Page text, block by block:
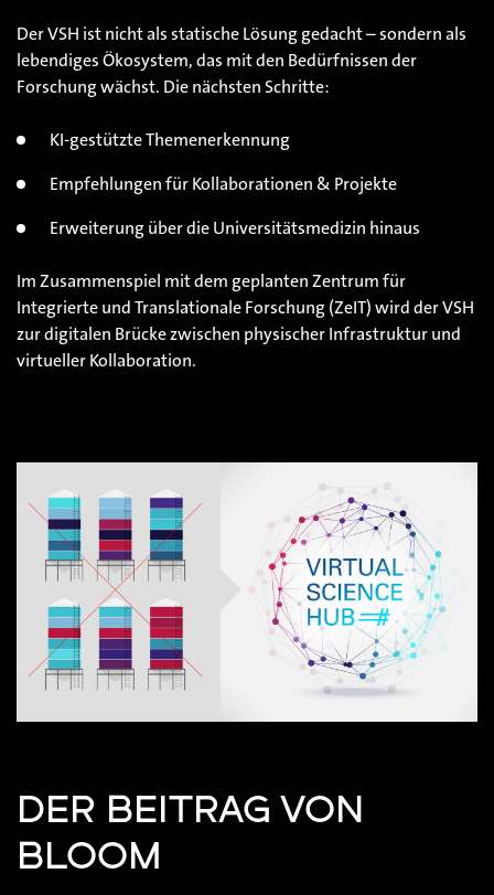
Der VSH ist nicht als statische Lösung gedacht – sondern als
lebendiges Ökosystem, das mit den Bedürfnissen der
Forschung wächst. Die nächsten Schritte:
KI-gestützte Themenerkennung
Empfehlungen für Kollaborationen & Projekte
Erweiterung über die Universitätsmedizin hinaus
Im Zusammenspiel mit dem geplanten Zentrum für
Integrierte und Translationale Forschung (ZeIT) wird der VSH
zur digitalen Brücke zwischen physischer Infrastruktur und
virtueller Kollaboration.
DER BEITRAG VON
BLOOM